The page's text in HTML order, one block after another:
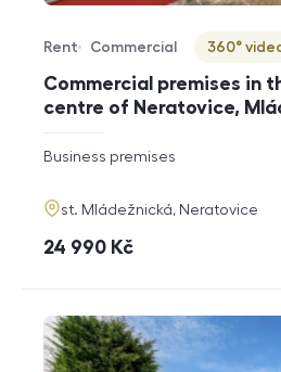
Commercial premises in
centre of Neratovice,
Offer type
Rent
Property type
Commercial
Virtuální prohlídka
360°
rozměry
disposition
Business premises
adresa
st. Mládežnická, Neratovice
cena
24 990 Kč